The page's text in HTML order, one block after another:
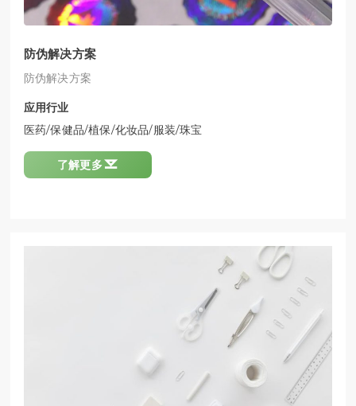
防伪解决方案
防伪解决方案
应用行业
医药/保健品/植保/化妆品/服装/珠宝
了解更多